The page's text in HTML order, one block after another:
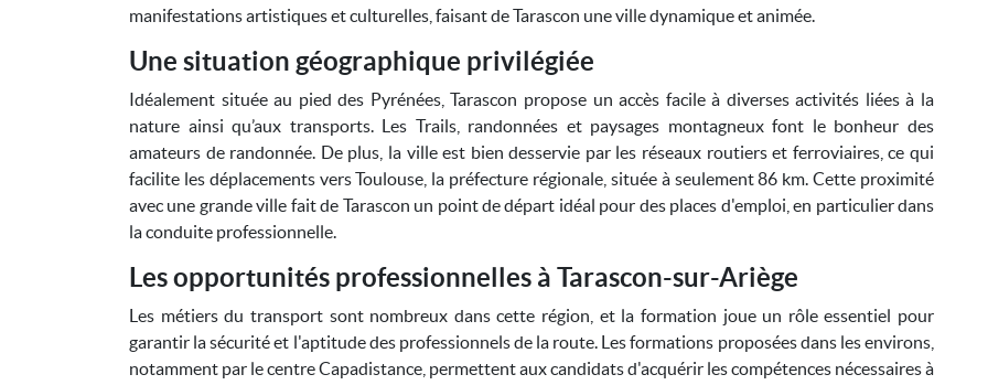
manifestations artistiques et culturelles, faisant de Tarascon une ville dynamique et animée.
Une situation géographique privilégiée
Idéalement située au pied des Pyrénées, Tarascon propose un accès facile à diverses activités liées à la
nature ainsi qu’aux transports. Les Trails, randonnées et paysages montagneux font le bonheur des
amateurs de randonnée. De plus, la ville est bien desservie par les réseaux routiers et ferroviaires, ce qui
facilite les déplacements vers Toulouse, la préfecture régionale, située à seulement 86 km. Cette proximité
avec une grande ville fait de Tarascon un point de départ idéal pour des places d'emploi, en particulier dans
la conduite professionnelle.
Les opportunités professionnelles à Tarascon-sur-Ariège
Les métiers du transport sont nombreux dans cette région, et la formation joue un rôle essentiel pour
garantir la sécurité et l'aptitude des professionnels de la route. Les formations proposées dans les environs,
notamment par le centre Capadistance, permettent aux candidats d'acquérir les compétences nécessaires à